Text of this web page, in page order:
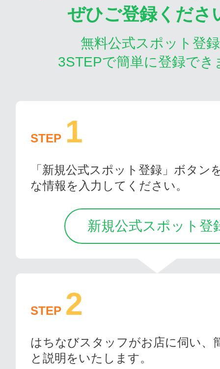
ぜひご登録くださ
無料公式スポット登
3STEPで簡単に登録でき
STEP 1
「新規公式スポット登録」ボタン
な情報を入力してください。
新規公式スポット登
STEP 2
はちなびスタッフがお店に伺い、
と説明をいたします。